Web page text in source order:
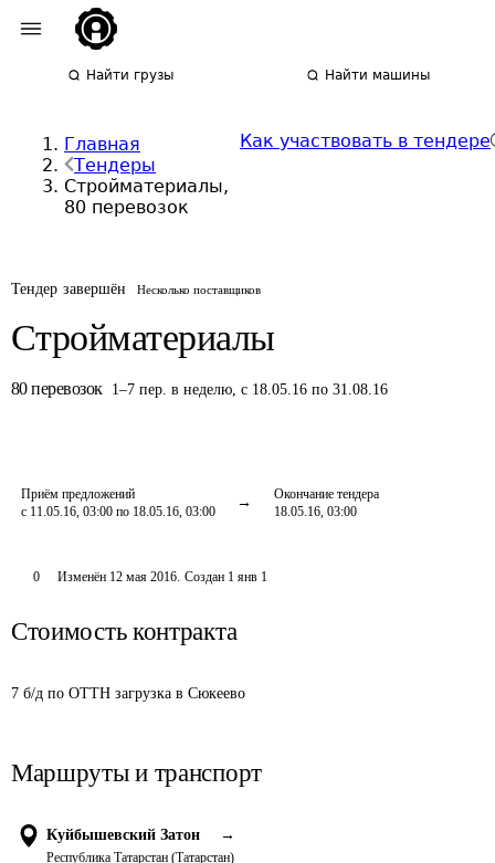
Найти грузы Найти машины
Главная
Тендеры
Стройматериалы,
80 перевозок
Как участвовать в тендере
Тендер завершён Несколько поставщиков
Стройматериалы
80 перевозок 1–7 пер. в неделю, с 18.05.16 по 31.08.16
Приём предложений
с 11.05.16, 03:00 по 18.05.16, 03:00
Окончание тендера
18.05.16, 03:00
0 Изменён 12 мая 2016. Создан 1 янв 1
Стоимость контракта
7 б/д по ОТТН загрузка в Сюкеево
Маршруты и транспорт
Куйбышевский Затон →
Республика Татарстан (Татарстан)